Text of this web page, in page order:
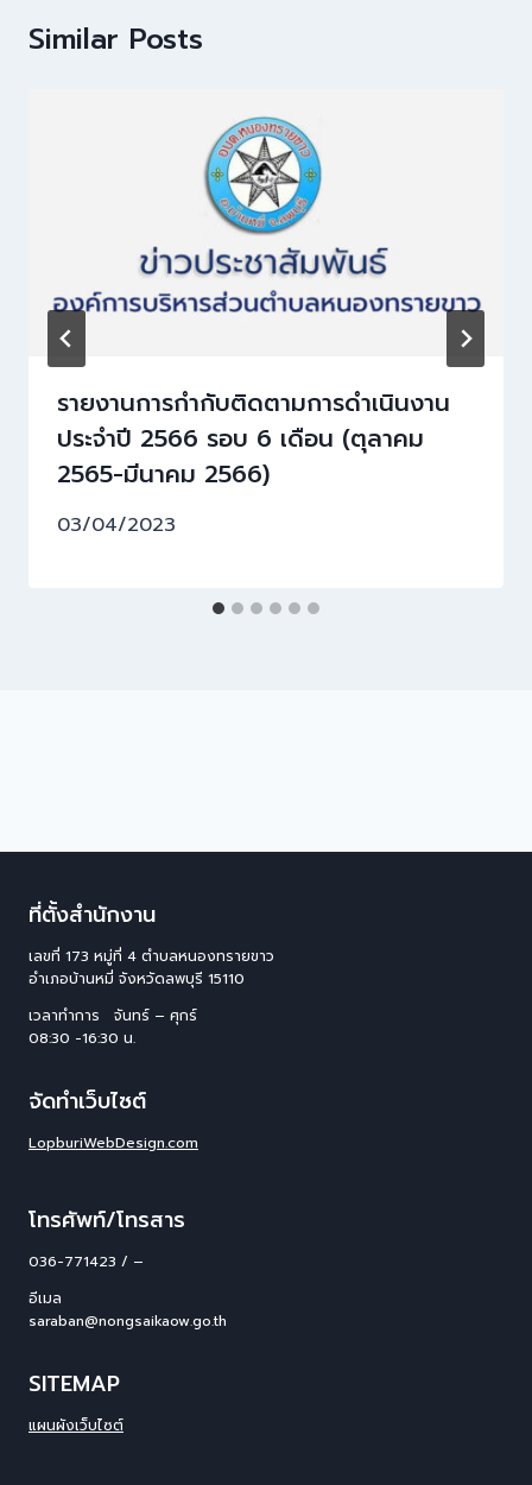
Similar Posts
รายงานการกำกับติดตามการดำเนินงาน
ประจำปี 2566 รอบ 6 เดือน (ตุลาคม
2565-มีนาคม 2566)
03/04/2023
ที่ตั้งสำนักงาน
เลขที่ 173 หมู่ที่ 4 ตําบลหนองทรายขาว
อําเภอบ้านหมี่ จังหวัดลพบุรี 15110
เวลาทำการ จันทร์ – ศุกร์
08:30 -16:30 น.
จัดทำเว็บไซต์
LopburiWebDesign.com
โทรศัพท์/โทรสาร
036-771423 / –
อีเมล
saraban@nongsaikaow.go.th
SITEMAP
แผนผังเว็บไซต์